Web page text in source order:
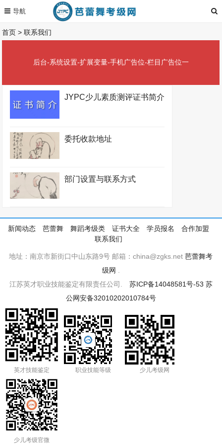
首页 >联系我们
后台-系统设置-扩展变量-手机广告位-栏目广告位一
JYPC少儿素质测评证书简介
委托收款地址
部门设置与联系方式
新闻动态 芭蕾舞 舞蹈考级类 证书大全 学员报名
合作加盟
联系我们
地址：南京市新街口中山东路9号 邮箱：china@zgks.net芭蕾舞考
级网 .
江苏英才职业技能鉴定有限责任公司. 苏ICP备14048581号-53 苏
公网安备32010202010784号
英才技能鉴定 职业技能等级 少儿考级网
少儿考级官微